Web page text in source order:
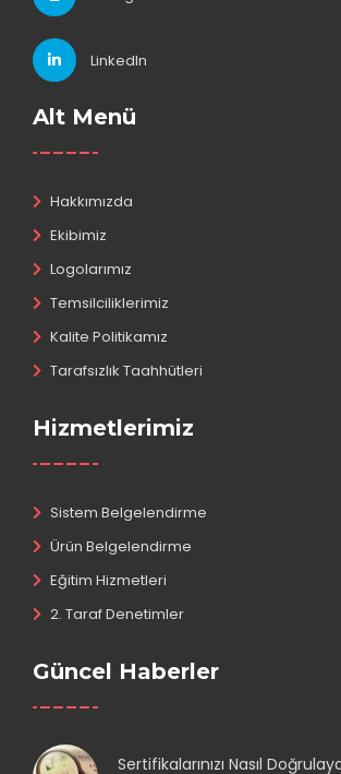
LinkedIn
Alt Menü
Hakkımızda
Ekibimiz
Logolarımız
Temsilciliklerimiz
Kalite Politikamız
Tarafsızlık Taahhütleri
Hizmetlerimiz
Sistem Belgelendirme
Ürün Belgelendirme
Eğitim Hizmetleri
2. Taraf Denetimler
Güncel Haberler
Sertifikalarınızı Nasıl